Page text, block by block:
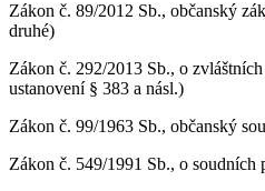
Zákon č. 89/2012 Sb., občanský
druhé)
Zákon č. 292/2013 Sb., o
ustanovení § 383 a násl.)
Zákon č. 99/1963 Sb., občanský
Zákon č. 549/1991 Sb., o soudních